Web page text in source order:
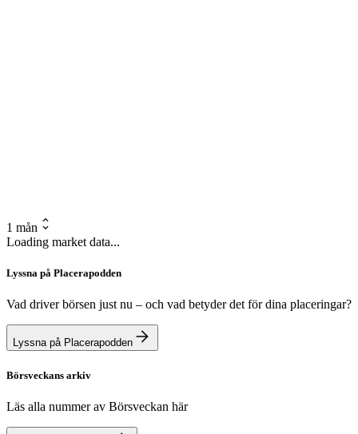
1 mån
Loading market data...
Lyssna på Placerapodden
Vad driver börsen just nu – och vad betyder det för dina placeringar?
Lyssna på Placerapodden
Börsveckans arkiv
Läs alla nummer av Börsveckan här